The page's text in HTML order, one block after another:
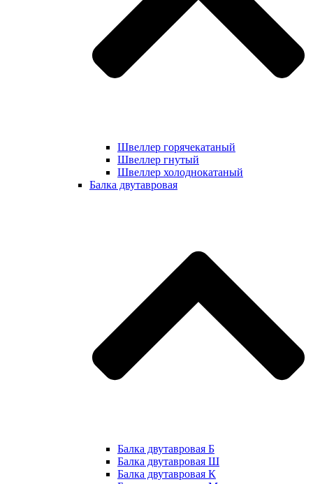
Швеллер горячекатаный
Швеллер гнутый
Швеллер холоднокатаный
Балка двутавровая
Балка двутавровая Б
Балка двутавровая Ш
Балка двутавровая К